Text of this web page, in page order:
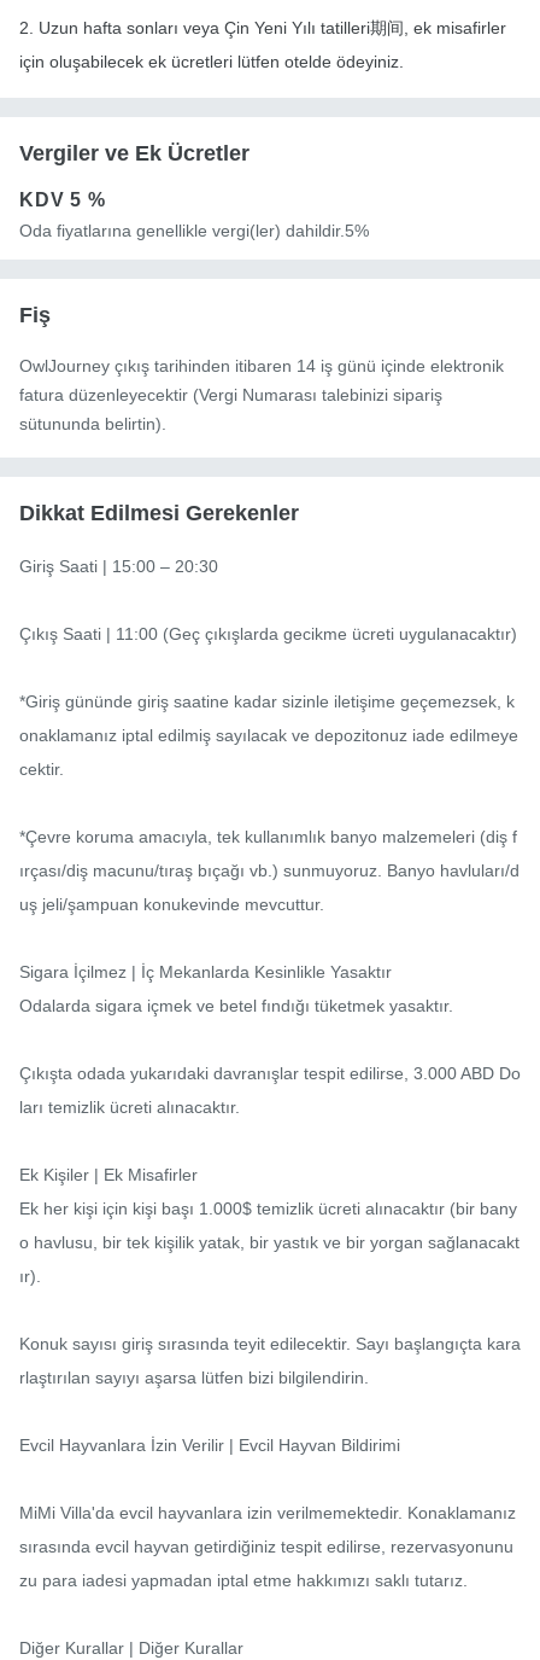
2. Uzun hafta sonları veya Çin Yeni Yılı tatilleri期间, ek misafirler
için oluşabilecek ek ücretleri lütfen otelde ödeyiniz.
Vergiler ve Ek Ücretler
KDV5 %
Oda fiyatlarına genellikle vergi(ler) dahildir.5%
Fiş
OwlJourney çıkış tarihinden itibaren 14 iş günü içinde elektronik
fatura düzenleyecektir (Vergi Numarası talebinizi sipariş
sütununda belirtin).
Dikkat Edilmesi Gerekenler
Giriş Saati | 15:00 – 20:30
Çıkış Saati | 11:00 (Geç çıkışlarda gecikme ücreti uygulanacaktır)
*Giriş gününde giriş saatine kadar sizinle iletişime geçemezsek, k
onaklamanız iptal edilmiş sayılacak ve depozitonuz iade edilmeye
cektir.
*Çevre koruma amacıyla, tek kullanımlık banyo malzemeleri (diş f
ırçası/diş macunu/tıraş bıçağı vb.) sunmuyoruz. Banyo havluları/d
uş jeli/şampuan konukevinde mevcuttur.
Sigara İçilmez | İç Mekanlarda Kesinlikle Yasaktır
Odalarda sigara içmek ve betel fındığı tüketmek yasaktır.
Çıkışta odada yukarıdaki davranışlar tespit edilirse, 3.000 ABD Do
ları temizlik ücreti alınacaktır.
Ek Kişiler | Ek Misafirler
Ek her kişi için kişi başı 1.000$ temizlik ücreti alınacaktır (bir bany
o havlusu, bir tek kişilik yatak, bir yastık ve bir yorgan sağlanacakt
ır).
Konuk sayısı giriş sırasında teyit edilecektir. Sayı başlangıçta kara
rlaştırılan sayıyı aşarsa lütfen bizi bilgilendirin.
Evcil Hayvanlara İzin Verilir | Evcil Hayvan Bildirimi
MiMi Villa'da evcil hayvanlara izin verilmemektedir. Konaklamanız
sırasında evcil hayvan getirdiğiniz tespit edilirse, rezervasyonunu
zu para iadesi yapmadan iptal etme hakkımızı saklı tutarız.
Diğer Kurallar | Diğer Kurallar